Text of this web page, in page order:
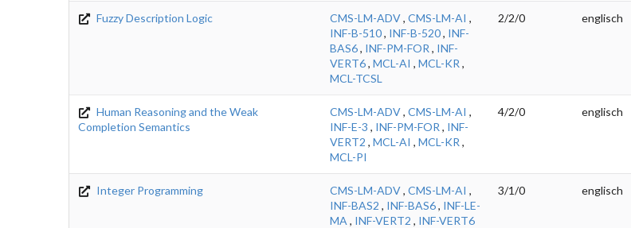
Fuzzy Description Logic CMS-LM-ADV, CMS-LM-AI ,
INF-B-510, INF-B-520, INF-
BAS6, INF-PM-FOR , INF-
VERT6, MCL-AI , MCL-KR ,
MCL-TCSL
2/2/0 englisch
Human Reasoning and the Weak
Completion Semantics
CMS-LM-ADV, CMS-LM-AI ,
INF-E-3 , INF-PM-FOR , INF-
VERT2 , MCL-AI , MCL-KR ,
MCL-PI
4/2/0 englisch
Integer Programming CMS-LM-ADV, CMS-LM-AI ,
INF-BAS2 , INF-BAS6, INF-LE-
MA , INF-VERT2 , INF-VERT6
3/1/0 englisch